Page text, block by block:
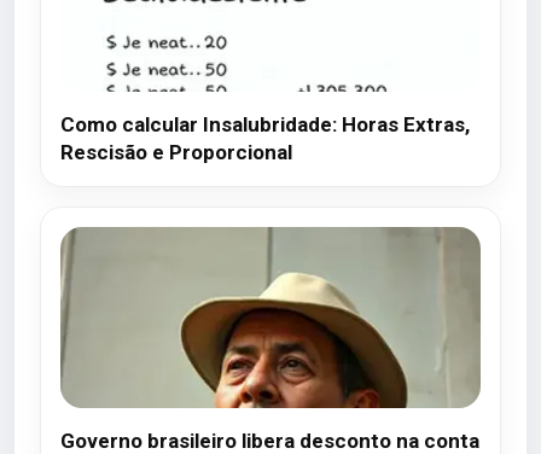
Como calcular Insalubridade: Horas Extras,
Rescisão e Proporcional
Governo brasileiro libera desconto na conta